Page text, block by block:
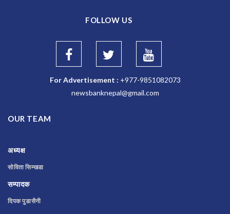
FOLLOW US
For Advertisement : +977-9851082073
newsbanknepal@gmail.com
OUR TEAM
अध्यक्ष
सोविता सिम्खडा
सम्पादक
दिपक पुडासैनी